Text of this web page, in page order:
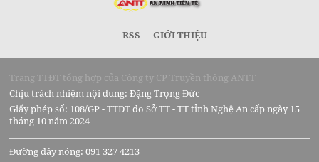
RSS GIỚI THIỆU
Trang TTĐT tổng hợp của Công ty CP Truyền thông ANTT
Chịu trách nhiệm nội dung: Đặng Trọng Đức
Giấy phép số: 108/GP - TTĐT do Sở TT - TT tỉnh Nghệ An cấp ngày 15
tháng 10 năm 2024
Đường dây nóng: 091 327 4213